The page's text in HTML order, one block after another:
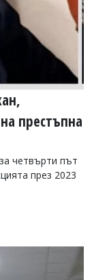
престъпна
четвърти път
през 2023